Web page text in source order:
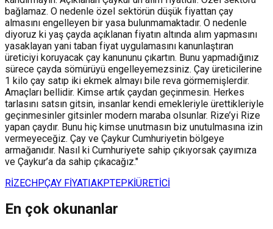
bağlamaz. O nedenle özel sektörün düşük fiyattan çay
almasını engelleyen bir yasa bulunmamaktadır. O nedenle
diyoruz ki yaş çayda açıklanan fiyatın altında alım yapmasını
yasaklayan yani taban fiyat uygulamasını kanunlaştıran
üreticiyi koruyacak çay kanununu çıkartın. Bunu yapmadığınız
sürece çayda sömürüyü engelleyemezsiniz. Çay üreticilerine
1 kilo çay satıp iki ekmek almayı bile reva görmemişlerdir.
Amaçları bellidir. Kimse artık çaydan geçinmesin. Herkes
tarlasını satsın gitsin, insanlar kendi emekleriyle ürettikleriyle
geçinmesinler gitsinler modern maraba olsunlar. Rize’yi Rize
yapan çaydır. Bunu hiç kimse unutmasın biz unutulmasına izin
vermeyeceğiz. Çay ve Çaykur Cumhuriyetin bölgeye
armağanıdır. Nasıl ki Cumhuriyete sahip çıkıyorsak çayımıza
ve Çaykur’a da sahip çıkacağız."
RİZECHPÇAY FİYATIAKPTEPKİÜRETİCİ
En çok okunanlar